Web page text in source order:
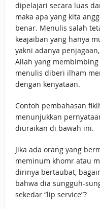
dipelajari secara luas
maka apa yang kita
benar. Menulis salah
keajaiban yang hanya
yakni adanya
Allah yang
menulis diberi ilham
dengan kenyataan.
Contoh pembahasan
menunjukkan
diuraikan di bawah ini.
Jika ada orang yang
meminum khomr atau
dirinya bertaubat,
bahwa dia sungguh-
sekedar “lip service”?